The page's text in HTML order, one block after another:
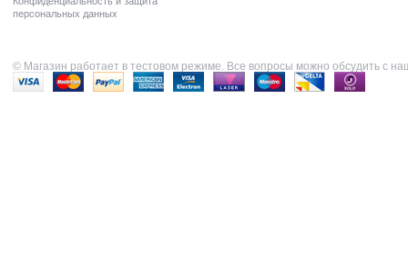
персональных данных
© Магазин работает в тестовом режиме. Все вопросы можно обсудить с